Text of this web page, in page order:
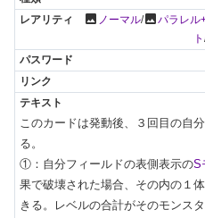
photo ノーマル/photoパラレル
ト
このカードは発動後、３回目の自
る。
①：自分フィールドの表側表示のS
果で破壊された場合、その内の１
きる。レベルの合計がそのモンス